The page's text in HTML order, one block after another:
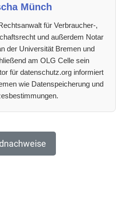
Münch
für Verbraucher-,
und außerdem Notar
der Universität Bremen und
am OLG Celle sein
für datenschutz.org informiert
wie Datenspeicherung und